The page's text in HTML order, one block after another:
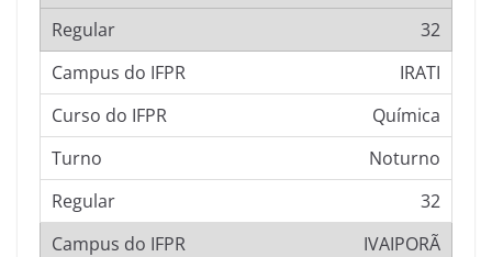
32
IRATI
Química
Noturno
32
IVAIPORÃ